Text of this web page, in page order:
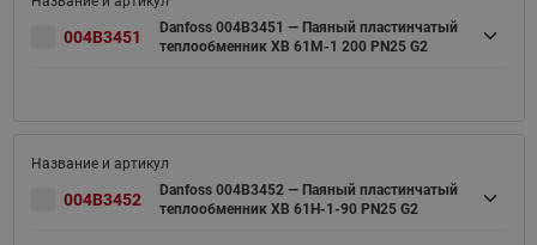
004B3451
Danfoss 004B3451 — Паяный пластинчатый
теплообменник XB 61M-1 200 PN25 G2
004B3452
Danfoss 004B3452 — Паяный пластинчатый
теплообменник XB 61H-1-90 PN25 G2